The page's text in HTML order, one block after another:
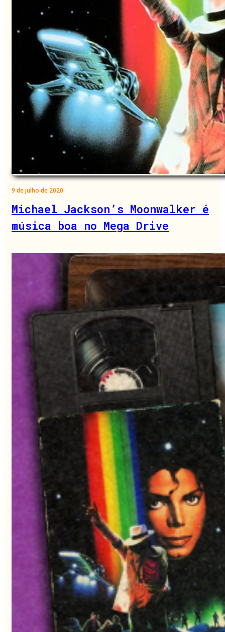
9 de julho de 2020
Michael Jackson’s Moonwalker é
música boa no Mega Drive